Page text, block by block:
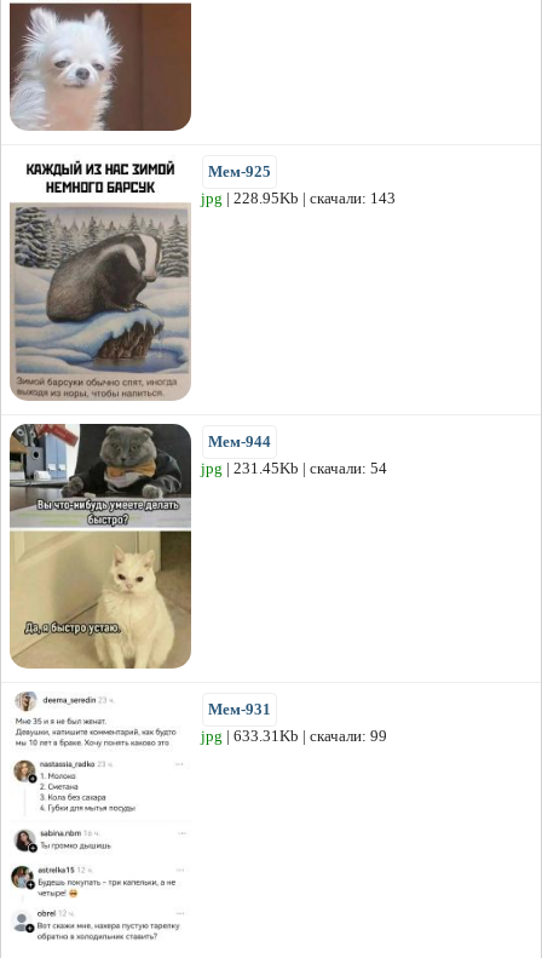
Мем-925
jpg | 228.95Kb | скачали: 143
Мем-944
jpg | 231.45Kb | скачали: 54
Мем-931
jpg | 633.31Kb | скачали: 99